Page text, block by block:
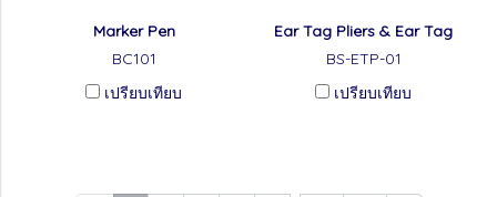
Marker Pen
BC101
เปรียบเทียบ
Ear Tag Pliers & Ear Tag
BS-ETP-01
เปรียบเทียบ